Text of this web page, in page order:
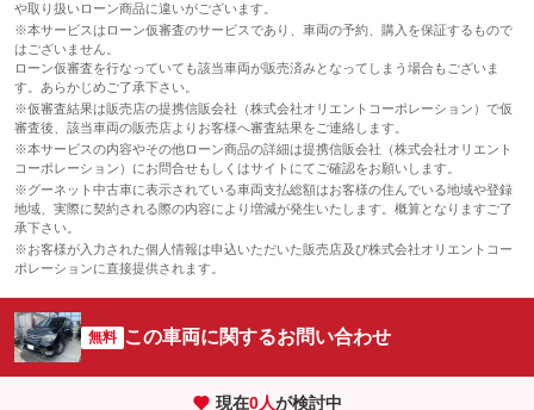
や取り扱いローン商品に違いがございます。
※本サービスはローン仮審査のサービスであり、車両の予約、購入を保証するもので
はございません。
ローン仮審査を行なっていても該当車両が販売済みとなってしまう場合もございま
す。あらかじめご了承下さい。
※仮審査結果は販売店の提携信販会社（株式会社オリエントコーポレーション）で仮
審査後、該当車両の販売店よりお客様へ審査結果をご連絡します。
※本サービスの内容やその他ローン商品の詳細は提携信販会社（株式会社オリエント
コーポレーション）にお問合せもしくはサイトにてご確認をお願いします。
※グーネット中古車に表示されている車両支払総額はお客様の住んでいる地域や登録
地域、実際に契約される際の内容により増減が発生いたします。概算となりますご了
承下さい。
※お客様が入力された個人情報は申込いただいた販売店及び株式会社オリエントコー
ポレーションに直接提供されます。
無料 この車両に関するお問い合わせ
現在0人が検討中